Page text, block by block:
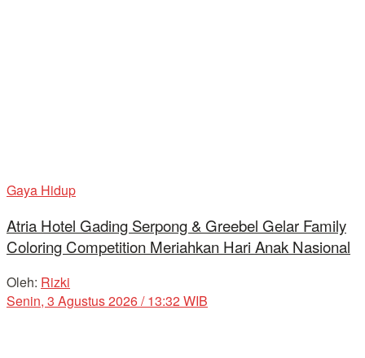
Gaya Hidup
Atria Hotel Gading Serpong & Greebel Gelar Family
Coloring Competition Meriahkan Hari Anak Nasional
Oleh: Rizki
Senin, 3 Agustus 2026 / 13:32 WIB